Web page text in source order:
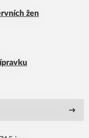
žen